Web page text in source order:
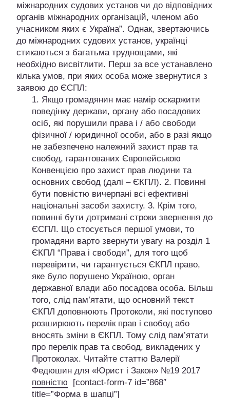
міжнародних судових установ чи до відповідних
органів міжнародних організацій, членом або
учасником яких є Україна”. Однак, звертаючись
до міжнародних судових установ, українці
стикаються з багатьма труднощами, які
необхідно висвітлити. Перш за все устанавлено
кілька умов, при яких особа може звернутися з
заявою до ЄСПЛ:
1. Якщо громадянин має намір оскаржити
поведінку держави, органу або посадових
осіб, які порушили права і / або свободи
фізичної / юридичної особи, або в разі якщо
не забезпечено належний захист прав та
свобод, гарантованих Європейською
Конвенцією про захист прав людини та
основних свобод (далі – ЄКПЛ). 2. Повинні
бути повністю вичерпані всі ефективні
національні засоби захисту. 3. Крім того,
повинні бути дотримані строки звернення до
ЄСПЛ. Що стосується першої умови, то
громадяни варто звернути увагу на розділ 1
ЄКПЛ “Права і свободи”, для того щоб
перевірити, чи гарантується ЄКПЛ право,
яке було порушено Україною, орган
державної влади або посадова особа. Більш
того, слід пам’ятати, що основний текст
ЄКПЛ доповнюють Протоколи, які поступово
розширюють перелік прав і свобод або
вносять зміни в ЄКПЛ. Тому слід пам’ятати
про перелік прав та свобод, викладених у
Протоколах. Читайте статтю Валерії
Федюшин для «Юрист і Закон» №19 2017
повністю [contact-form-7 id=”868″
title=”Форма в шапці”]